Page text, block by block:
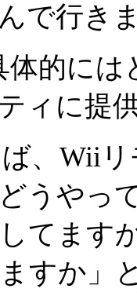
で行き
体的には
ィに提
、Wii
うやっ
てます
すか」